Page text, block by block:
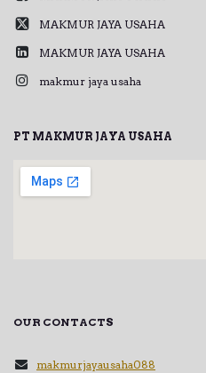
MAKMUR JAYA USAHA
MAKMUR JAYA USAHA
makmur jaya usaha
PT MAKMUR JAYA USAHA
OUR CONTACTS
makmurjayausaha088